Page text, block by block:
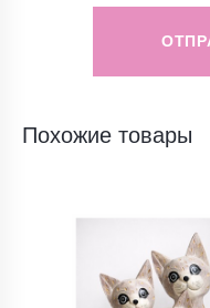
Похожие товары